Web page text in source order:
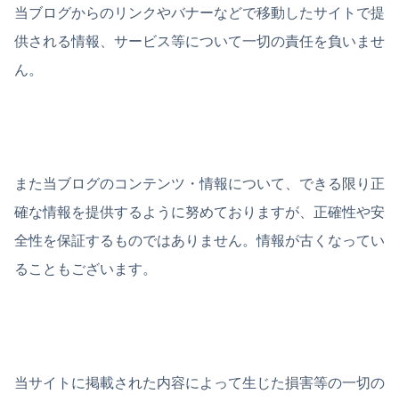
当ブログからのリンクやバナーなどで移動したサイトで提
供される情報、サービス等について一切の責任を負いませ
ん。
また当ブログのコンテンツ・情報について、できる限り正
確な情報を提供するように努めておりますが、正確性や安
全性を保証するものではありません。情報が古くなってい
ることもございます。
当サイトに掲載された内容によって生じた損害等の一切の